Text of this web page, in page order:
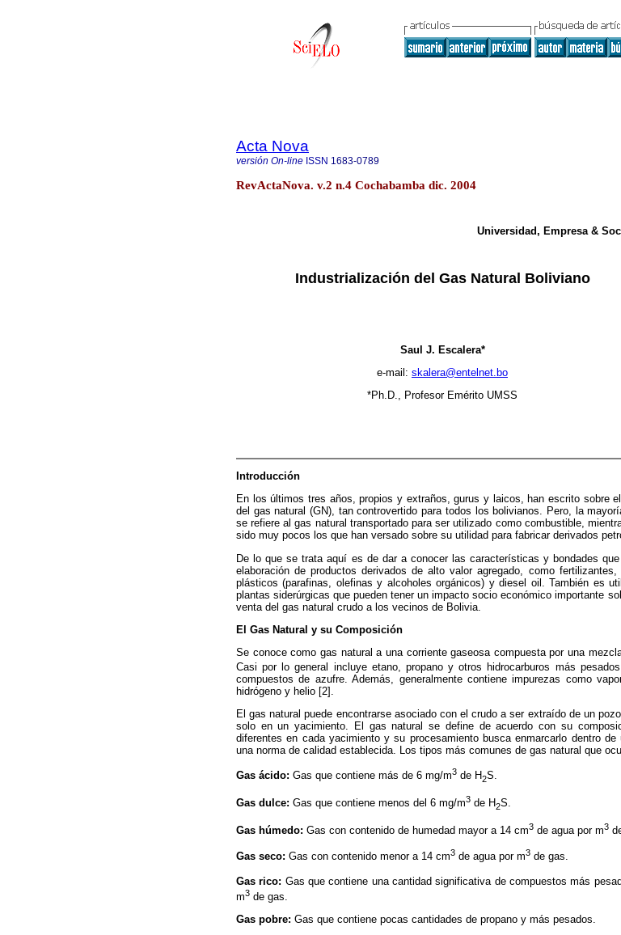
Acta Nova
versión On-line ISSN 1683-0789
RevActaNova. v.2 n.4 Cochabamba dic. 2004
Universidad, Empresa &
Industrialización del Gas Natural Boliviano
Saul J. Escalera*
e-mail: skalera@entelnet.bo
*Ph.D., Profesor Emérito UMSS
Introducción
En los últimos tres años, propios y extraños, gurus y laicos, han escrito sobre
del gas natural (GN), tan controvertido para todos los bolivianos. Pero, la
se refiere al gas natural transportado para ser utilizado como combustible,
sido muy pocos los que han versado sobre su utilidad para fabricar derivados
De lo que se trata aquí es de dar a conocer las características y bondades
elaboración de productos derivados de alto valor agregado, como
plásticos (parafinas, olefinas y alcoholes orgánicos) y diesel oil. También es
plantas siderúrgicas que pueden tener un impacto socio económico importante
venta del gas natural crudo a los vecinos de Bolivia.
El Gas Natural y su Composición
Se conoce como gas natural a una corriente gaseosa compuesta por una
Casi por lo general incluye etano, propano y otros hidrocarburos más
compuestos de azufre. Además, generalmente contiene impurezas como
hidrógeno y helio [2].
El gas natural puede encontrarse asociado con el crudo a ser extraído de un
solo en un yacimiento. El gas natural se define de acuerdo con su
diferentes en cada yacimiento y su procesamiento busca enmarcarlo dentro
una norma de calidad establecida. Los tipos más comunes de gas natural que
Gas ácido: Gas que contiene más de 6 mg/m3 de H2S.
Gas dulce: Gas que contiene menos del 6 mg/m3 de H2S.
Gas húmedo: Gas con contenido de humedad mayor a 14 cm3 de agua por m3
Gas seco: Gas con contenido menor a 14 cm3 de agua por m3 de gas.
Gas rico: Gas que contiene una cantidad significativa de compuestos más pe
m3 de gas.
Gas pobre: Gas que contiene pocas cantidades de propano y más pesados.